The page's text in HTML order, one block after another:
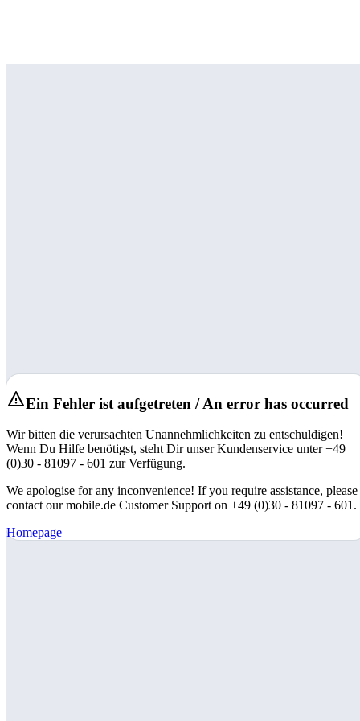
Ein Fehler ist aufgetreten / An error has occurred
Wir bitten die verursachten Unannehmlichkeiten zu entschuldigen!
Wenn Du Hilfe benötigst, steht Dir unser Kundenservice unter +49
(0)30 - 81097 - 601 zur Verfügung.
We apologise for any inconvenience! If you require assistance, please
contact our mobile.de Customer Support on +49 (0)30 - 81097 - 601.
Homepage